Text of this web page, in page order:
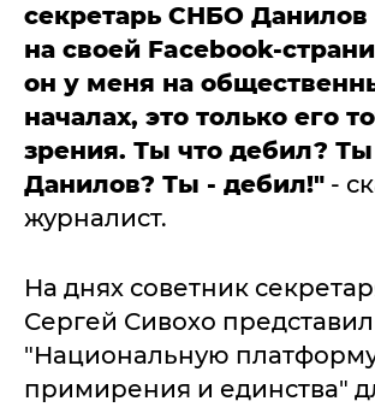
секретарь СНБО Данилов
на своей Facebook-
он у меня на
началах, это только его
зрения. Ты что дебил?
Данилов? Ты - дебил!" -
журналист.
На днях советник
Сергей Сивохо представил
"Национальную
примирения и единства"